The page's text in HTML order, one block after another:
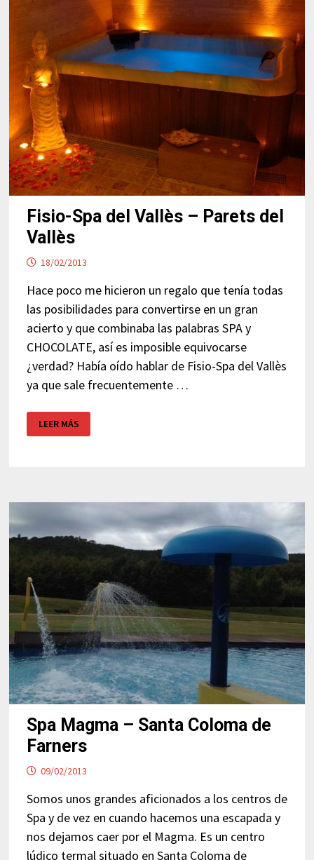
BROQUETAS
DE
MONTBUI
Fisio-Spa del Vallès – Parets del
Vallès
18/02/2013
Hace poco me hicieron un regalo que tenía todas
las posibilidades para convertirse en un gran
acierto y que combinaba las palabras SPA y
CHOCOLATE, así es imposible equivocarse
¿verdad? Había oído hablar de Fisio-Spa del Vallès
ya que sale frecuentemente …
SPA
DEL
LEER MÁS
Spa Magma – Santa Coloma de
Farners
09/02/2013
Somos unos grandes aficionados a los centros de
Spa y de vez en cuando hacemos una escapada y
nos dejamos caer por el Magma. Es un centro
lúdico termal situado en Santa Coloma de